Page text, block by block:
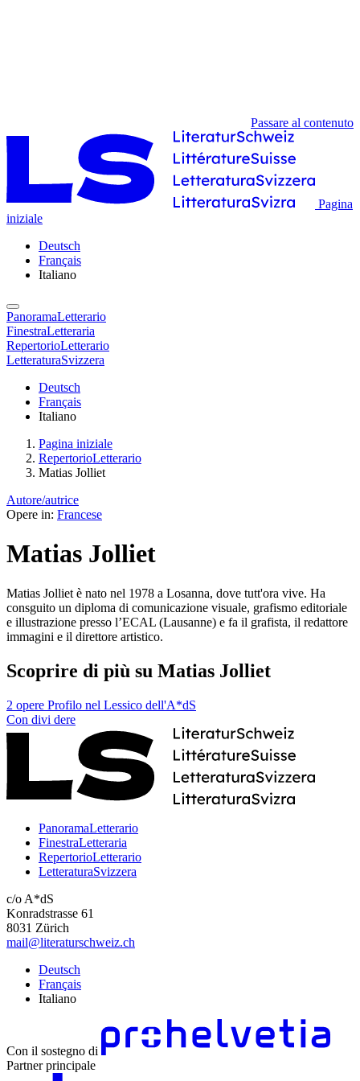
Passare al contenuto
Pagina
iniziale
Deutsch
Français
Italiano
PanoramaLetterario
FinestraLetteraria
RepertorioLetterario
LetteraturaSvizzera
Deutsch
Français
Italiano
Pagina iniziale
RepertorioLetterario
Matias Jolliet
Autore/autrice
Opere in: Francese
Matias Jolliet
Matias Jolliet è nato nel 1978 a Losanna, dove tutt'ora vive. Ha
consguito un diploma di comunicazione visuale, grafismo editoriale
e illustrazione presso l’ECAL (Lausanne) e fa il grafista, il redattore
immagini e il direttore artistico.
Scoprire di più su Matias Jolliet
2 opere Profilo nel Lessico dell'A*dS
Con divi dere
PanoramaLetterario
FinestraLetteraria
RepertorioLetterario
LetteraturaSvizzera
c/o A*dS
Konradstrasse 61
8031 Zürich
mail@literaturschweiz.ch
Deutsch
Français
Italiano
Con il sostegno di
Partner principale